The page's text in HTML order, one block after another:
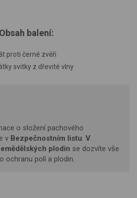
Obsah balení:
proti černé zvěři
svitky z dřevité vlny
o složení pachového
v Bezpečnostním listu. V
plodin se dozvíte vše
ochranu polí a plodin.